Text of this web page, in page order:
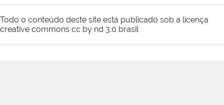
Todo o conteúdo deste site está publicado sob a licença
creative commons cc by nd 3.0 brasil